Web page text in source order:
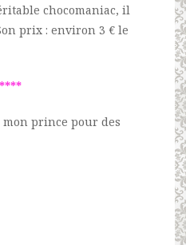
chocomaniac, il
prix : environ 3 € le
mon prince pour des